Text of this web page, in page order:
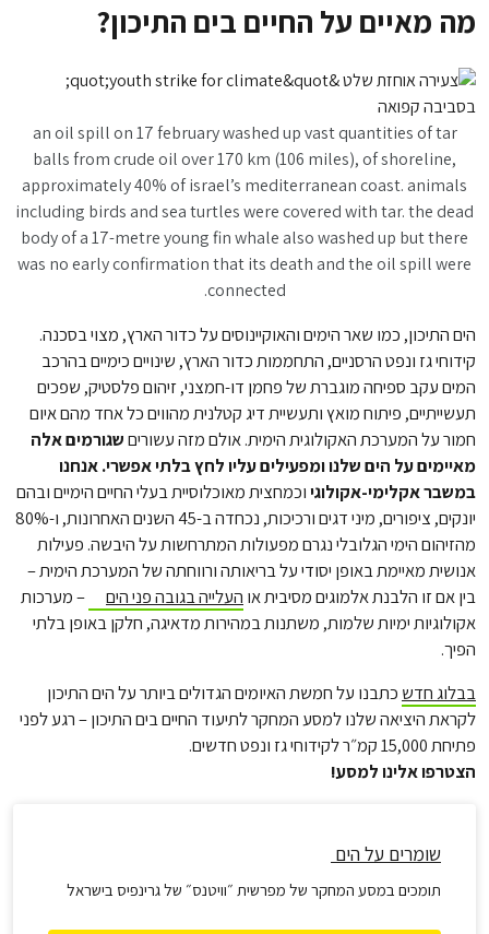
מה מאיים על החיים בים התיכון?
an oil spill on 17 february washed up vast quantities of tar
balls from crude oil over 170 km (106 miles), of shoreline,
approximately 40% of israel’s mediterranean coast. animals
including birds and sea turtles were covered with tar. the dead
body of a 17-metre young fin whale also washed up but there
was no early confirmation that its death and the oil spill were
connected.
הים התיכון, כמו שאר הימים והאוקיינוסים על כדור הארץ, מצוי בסכנה.
קידוחי גז ונפט הרסניים, התחממות כדור הארץ, שינויים כימיים בהרכב
המים עקב ספיחה מוגברת של פחמן דו-חמצני, זיהום פלסטיק, שפכים
תעשייתיים, פיתוח מואץ ותעשיית דיג קטלנית מהווים כל אחד מהם איום
חמור על המערכת האקולוגית הימית. אולם מזה עשוריםשגורמים אלה
מאיימים על הים שלנו ומפעילים עליו לחץ בלתי אפשרי. אנחנו
במשבר אקלימי-אקולוגיוכמחצית מאוכלוסיית בעלי החיים הימיים ובהם
יונקים, ציפורים, מיני דגים ורכיכות, נכחדה ב-45 השנים האחרונות, ו-80%
מהזיהום הימי הגלובלי נגרם מפעולות המתרחשות על היבשה. פעילות
אנושית מאיימת באופן יסודי על בריאותה ורווחתה של המערכת הימית –
בין אם זו הלבנת אלמוגים מסיבית או העלייה בגובה פני הים
– מערכות
אקולוגיות ימיות שלמות, משתנות במהירות מדאיגה, חלקן באופן בלתי
הפיך.
בבלוג חדש כתבנו על חמשת האיומים הגדולים ביותר על הים התיכון
לקראת היציאה שלנו למסע המחקר לתיעוד החיים בים התיכון – רגע לפני
פתיחת 15,000 קמ״ר לקידוחי גז ונפט חדשים.
הצטרפו אלינו למסע!
שומרים על הים
תומכים במסע המחקר של מפרשית ״וויטנס״ של גרינפיס בישראל